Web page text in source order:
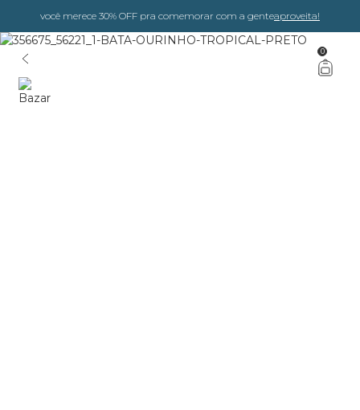
você merece 30% OFF pra comemorar com a genteaproveita!
0